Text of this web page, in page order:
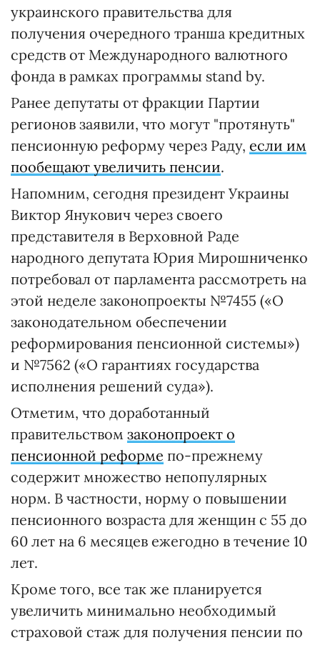
украинского правительства для
получения очередного транша кредитных
средств от Международного валютного
фонда в рамках программы stand by.
Ранее депутаты от фракции Партии
регионов заявили, что могут "протянуть"
пенсионную реформу через Раду, если им
пообещают увеличить пенсии.
Напомним, сегодня президент Украины
Виктор Янукович через своего
представителя в Верховной Раде
народного депутата Юрия Мирошниченко
потребовал от парламента рассмотреть на
этой неделе законопроекты №7455 («О
законодательном обеспечении
реформирования пенсионной системы»)
и №7562 («О гарантиях государства
исполнения решений суда»).
Отметим, что доработанный
правительством законопроект о
пенсионной реформе по-прежнему
содержит множество непопулярных
норм. В частности, норму о повышении
пенсионного возраста для женщин с 55 до
60 лет на 6 месяцев ежегодно в течение 10
лет.
Кроме того, все так же планируется
увеличить минимально необходимый
страховой стаж для получения пенсии по